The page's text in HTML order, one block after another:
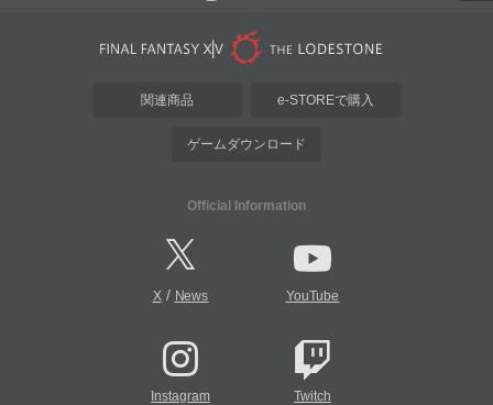
関連商品 e-STOREで購入
ゲームダウンロード
Official Information
X/ News YouTube
Instagram Twitch